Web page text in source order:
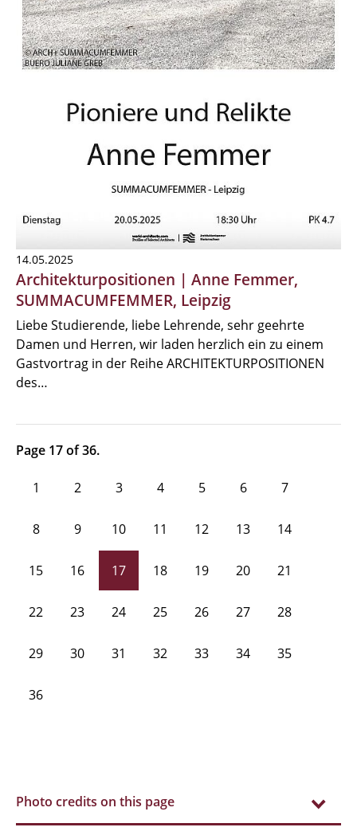
14.05.2025
Architekturpositionen | Anne Femmer,
SUMMACUMFEMMER, Leipzig
Liebe Studierende, liebe Lehrende, sehr geehrte
Damen und Herren, wir laden herzlich ein zu einem
Gastvortrag in der Reihe ARCHITEKTURPOSITIONEN
des…
Page 17 of 36.
1 2 3 4 5 6 7
8 9 10 11 12 13 14
15 16 17 18 19 20 21
22 23 24 25 26 27 28
29 30 31 32 33 34 35
36
Photo credits on this page